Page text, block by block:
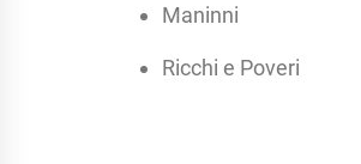
Maninni
Ricchi e Poveri